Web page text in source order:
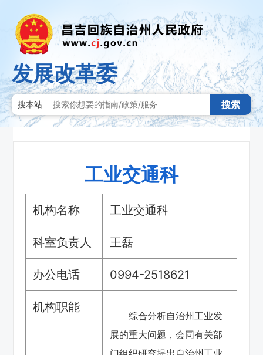
发展改革委
搜本站 搜索
工业交通科
机构名称 工业交通科
科室负责人 王磊
办公电话 0994-2518621
机构职能
综合分析自治州工业发
展的重大问题，会同有关部